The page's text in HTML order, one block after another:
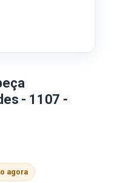
- 1107 -
agora